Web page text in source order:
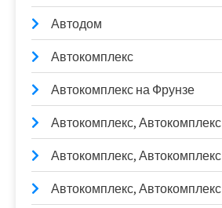
Автодом
Автокомплекс
Автокомплекс на Фрунзе
Автокомплекс, Автокомплекс
Автокомплекс, Автокомплекс
Автокомплекс, Автокомплекс